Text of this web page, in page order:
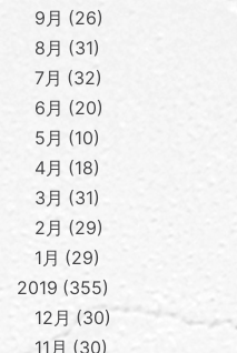
9月
26
8月
31
7月
32
6月
20
5月
10
4月
18
3月
31
2月
29
1月
29
2019 355
12月
30
11月
30